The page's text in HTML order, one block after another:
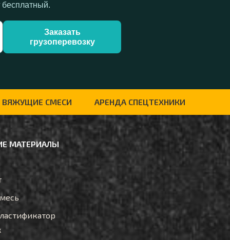
бесплатный.
Заказать
грузоперевозку
ВЯЖУЩИЕ СМЕСИ АРЕНДА СПЕЦТЕХНИКИ
МАТЕРИАЛЫ